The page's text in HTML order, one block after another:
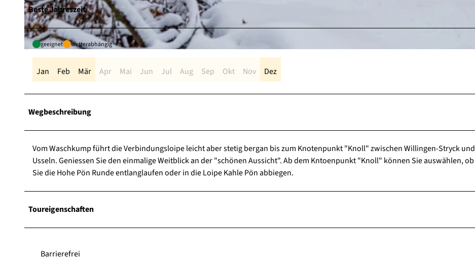
© Wintersport-Arena Sauerland, Stephan Peters | CC-BY-SA
Beste Jahreszeit
geeignet wetterabhängig
Jan Feb Mär Apr Mai Jun Jul Aug Sep Okt Nov Dez
Wegbeschreibung
Vom Waschkump führt die Verbindungsloipe leicht aber stetig bergan bis zum Knotenpunkt "Knoll" zwischen Willingen-Stryck und
Usseln. Geniessen Sie den einmalige Weitblick an der "schönen Aussicht". Ab dem Kntoenpunkt "Knoll" können Sie auswählen, ob
Sie die Hohe Pön Runde entlanglaufen oder in die Loipe Kahle Pön abbiegen.
Toureigenschaften
Barrierefrei